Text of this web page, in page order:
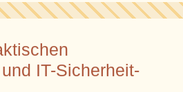
IT-Sicherheit-